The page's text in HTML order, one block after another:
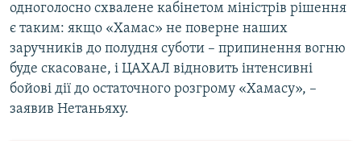
одноголосно схвалене кабінетом міністрів рішення
є таким: якщо «Хамас» не поверне наших
заручників до полудня суботи – припинення вогню
буде скасоване, і ЦАХАЛ відновить інтенсивні
бойові дії до остаточного розгрому «Хамасу», –
заявив Нетаньяху.